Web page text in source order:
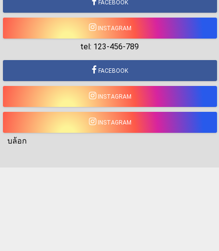
FACEBOOK
INSTAGRAM
tel: 123-456-789
FACEBOOK
INSTAGRAM
INSTAGRAM
บล้อก